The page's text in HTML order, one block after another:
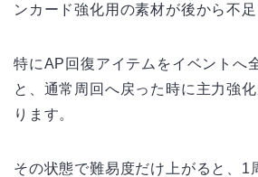
ンカード強化用の素材が後から不足
特にAP回復アイテムをイベントへ
と、通常周回へ戻った時に主力強
ります。
その状態で難易度だけ上がると、1